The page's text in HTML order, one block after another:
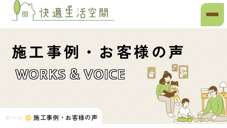
施工事例・お客様の声
WORKS & VOICE
ホーム 施工事例・お客様の声